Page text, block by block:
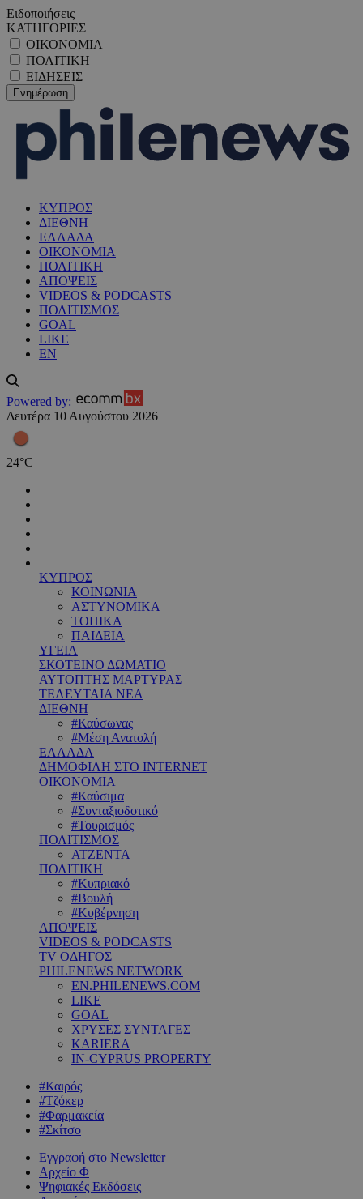
Ειδοποιήσεις
ΚΑΤΗΓΟΡΙΕΣ
ΟΙΚΟΝΟΜΙΑ
ΠΟΛΙΤΙΚΗ
ΕΙΔΗΣΕΙΣ
ΚΥΠΡΟΣ
ΔΙΕΘΝΗ
ΕΛΛΑΔΑ
ΟΙΚΟΝΟΜΙΑ
ΠΟΛΙΤΙΚΗ
ΑΠΟΨΕΙΣ
VIDEOS & PODCASTS
ΠΟΛΙΤΙΣΜΟΣ
GOAL
LIKE
EN
Powered by:
Δευτέρα 10 Αυγούστου 2026
24°C
ΚΥΠΡΟΣ
ΚΟΙΝΩΝΙΑ
ΑΣΤΥΝΟΜΙΚΑ
ΤΟΠΙΚΑ
ΠΑΙΔΕΙΑ
ΥΓΕΙΑ
ΣΚΟΤΕΙΝΟ ΔΩΜΑΤΙΟ
ΑΥΤΟΠΤΗΣ ΜΑΡΤΥΡΑΣ
ΤΕΛΕΥΤΑΙΑ ΝΕΑ
ΔΙΕΘΝΗ
#Καύσωνας
#Μέση Ανατολή
ΕΛΛΑΔΑ
ΔΗΜΟΦΙΛΗ ΣΤΟ INTERNET
ΟΙΚΟΝΟΜΙΑ
#Καύσιμα
#Συνταξιοδοτικό
#Τουρισμός
ΠΟΛΙΤΙΣΜΟΣ
ΑΤΖΕΝΤΑ
ΠΟΛΙΤΙΚΗ
#Κυπριακό
#Βουλή
#Κυβέρνηση
ΑΠΟΨΕΙΣ
VIDEOS & PODCASTS
TV ΟΔΗΓΟΣ
PHILENEWS NETWORK
EN.PHILENEWS.COM
LIKE
GOAL
ΧΡΥΣΕΣ ΣΥΝΤΑΓΕΣ
KARIERA
IN-CYPRUS PROPERTY
#Καιρός
#Τζόκερ
#Φαρμακεία
#Σκίτσο
Εγγραφή στο Newsletter
Αρχείο Φ
Ψηφιακές Εκδόσεις